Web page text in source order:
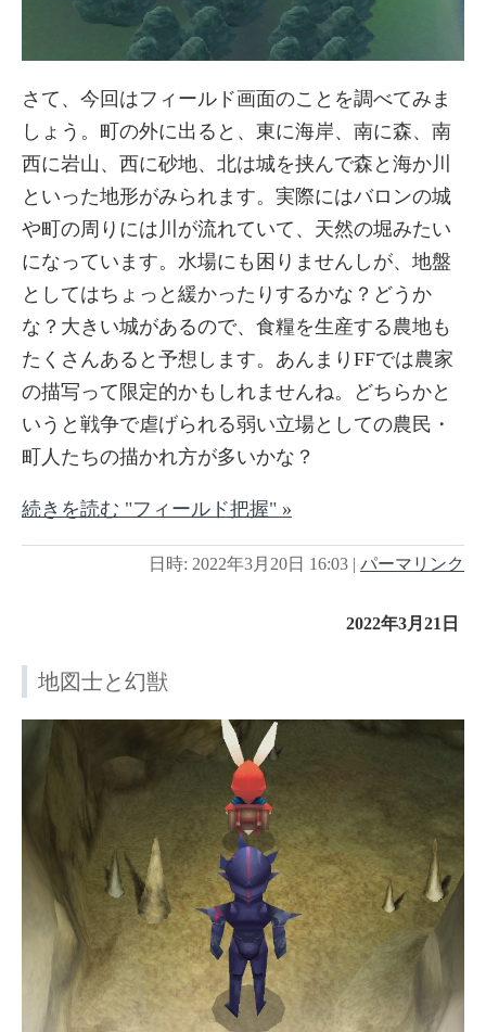
さて、今回はフィールド画面のことを調べてみま
しょう。町の外に出ると、東に海岸、南に森、南
西に岩山、西に砂地、北は城を挟んで森と海か川
といった地形がみられます。実際にはバロンの城
や町の周りには川が流れていて、天然の堀みたい
になっています。水場にも困りませんしが、地盤
としてはちょっと緩かったりするかな？どうか
な？大きい城があるので、食糧を生産する農地も
たくさんあると予想します。あんまりFFでは農家
の描写って限定的かもしれませんね。どちらかと
いうと戦争で虐げられる弱い立場としての農民・
町人たちの描かれ方が多いかな？
続きを読む "フィールド把握" »
日時: 2022年3月20日 16:03 | パーマリンク
2022年3月21日
地図士と幻獣